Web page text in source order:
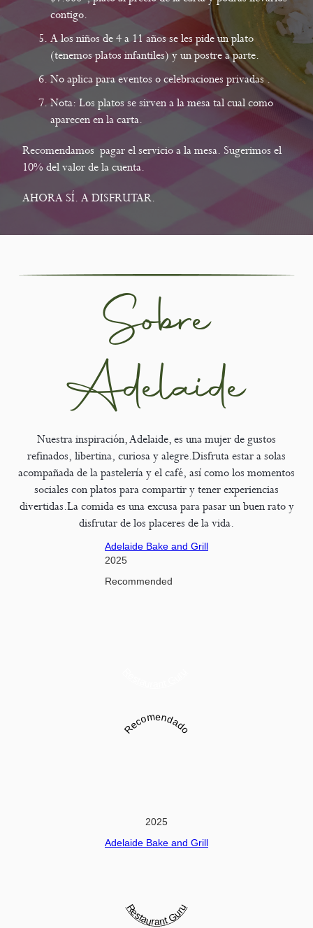
contigo.
A los niños de 4 a 11 años se les pide un plato
(tenemos platos infantiles) y un postre a parte.
No aplica para eventos o celebraciones privadas .
Nota: Los platos se sirven a la mesa tal cual como
aparecen en la carta.
Recomendamos pagar el servicio a la mesa. Sugerimos el
10% del valor de la cuenta.
AHORA SÍ. A DISFRUTAR.
Sobre
Adelaide
Nuestra inspiración, Adelaide, es una mujer de gustos
refinados, libertina, curiosa y alegre.Disfruta estar a solas
acompañada de la pastelería y el café, así como los momentos
sociales con platos para compartir y tener experiencias
divertidas.La comida es una excusa para pasar un buen rato y
disfrutar de los placeres de la vida.
Adelaide Bake and Grill
2025
Recommended
Recomendado
2025
Adelaide Bake and Grill
Restaurant Guru